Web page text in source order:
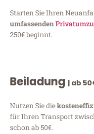
Starten Sie Ihren
umfassenden
250€ beginnt.
Beiladung | ab
Nutzen Sie die
für Ihren Transport
schon ab 50€.